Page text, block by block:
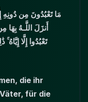
مَا تَعْبُدُونَ مِن دُونِهِ
أَنزَلَ اللَّـهُ بِهَا
تَعْبُدُوا إِلَّا
die ihr
für die